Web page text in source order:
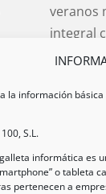
la información
S.L.
informática es
o tableta
pertenecen a
veranos
integral
VER